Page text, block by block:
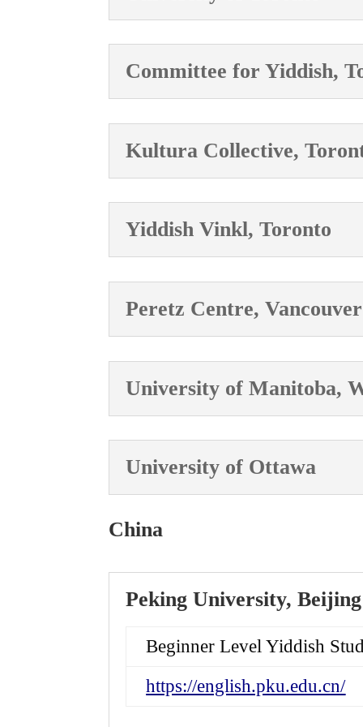
Committee for Yiddish,
Kultura Collective,
Yiddish Vinkl, Toronto
Peretz Centre, Vancouver
University of Manitoba,
University of Ottawa
China
Peking University, Beijing
Beginner Level Yiddish
https://english.pku.edu.cn/